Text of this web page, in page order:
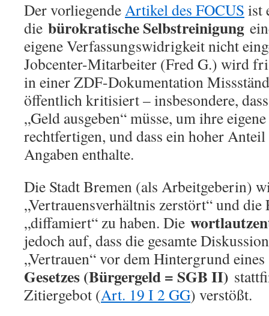
Der vorliegendeArtikel des FOCUS ist
die bürokratische Selbstreinigung
eigene Verfassungswidrigkeit nicht
Jobcenter-Mitarbeiter (Fred G.) wird
in einer ZDF-Dokumentation
öffentlich kritisiert – insbesondere,
„Geld ausgeben“ müsse, um ihre
rechtfertigen, und dass ein hoher
Angaben enthalte.
Die Stadt Bremen (als Arbeitgeberin)
„Vertrauensverhältnis zerstört“ und
„diffamiert“ zu haben. Die
jedoch auf, dass die gesamte
„Vertrauen“ vor dem Hintergrund
Gesetzes (Bürgergeld = SGB II)
Zitiergebot (Art. 19 I 2 GG) verstößt.